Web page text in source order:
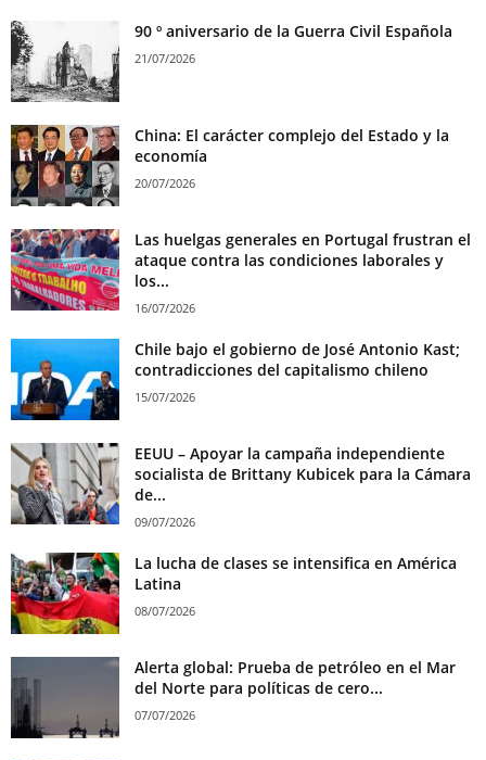
90 º aniversario de la Guerra Civil Española
21/07/2026
China: El carácter complejo del Estado y la
economía
20/07/2026
Las huelgas generales en Portugal frustran el
ataque contra las condiciones laborales y
los...
16/07/2026
Chile bajo el gobierno de José Antonio Kast;
contradicciones del capitalismo chileno
15/07/2026
EEUU – Apoyar la campaña independiente
socialista de Brittany Kubicek para la Cámara
de...
09/07/2026
La lucha de clases se intensifica en América
Latina
08/07/2026
Alerta global: Prueba de petróleo en el Mar
del Norte para políticas de cero...
07/07/2026